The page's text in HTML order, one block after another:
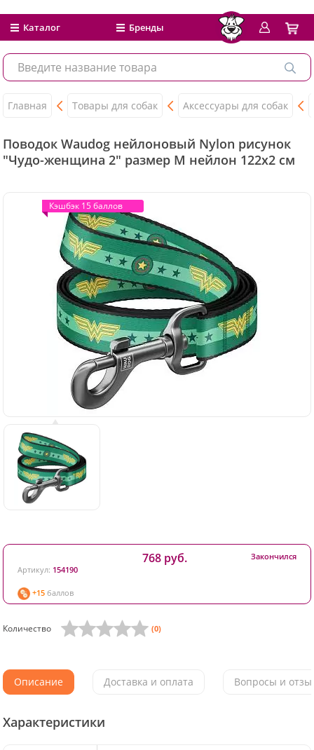
Каталог Бренды
Главная Товары для собак Аксессуары для собак
Поводок Waudog нейлоновый Nylon рисунок
"Чудо-женщина 2" размер M нейлон 122x2 см
Кэшбэк 15 баллов
Кэшбэк 15 баллов
Артикул: 154190
+15 баллов
768 руб. Закончился
Количество (0)
Описание Доставка и оплата Вопросы и
Характеристики